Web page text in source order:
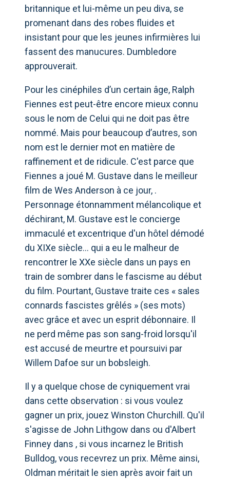
britannique et lui-même un peu diva, se
promenant dans des robes fluides et
insistant pour que les jeunes infirmières lui
fassent des manucures. Dumbledore
approuverait.
Pour les cinéphiles d’un certain âge, Ralph
Fiennes est peut-être encore mieux connu
sous le nom de Celui qui ne doit pas être
nommé. Mais pour beaucoup d’autres, son
nom est le dernier mot en matière de
raffinement et de ridicule. C'est parce que
Fiennes a joué M. Gustave dans le meilleur
film de Wes Anderson à ce jour, .
Personnage étonnamment mélancolique et
déchirant, M. Gustave est le concierge
immaculé et excentrique d'un hôtel démodé
du XIXe siècle… qui a eu le malheur de
rencontrer le XXe siècle dans un pays en
train de sombrer dans le fascisme au début
du film. Pourtant, Gustave traite ces « sales
connards fascistes grêlés » (ses mots)
avec grâce et avec un esprit débonnaire. Il
ne perd même pas son sang-froid lorsqu'il
est accusé de meurtre et poursuivi par
Willem Dafoe sur un bobsleigh.
Il y a quelque chose de cyniquement vrai
dans cette observation : si vous voulez
gagner un prix, jouez Winston Churchill. Qu'il
s'agisse de John Lithgow dans ou d'Albert
Finney dans , si vous incarnez le British
Bulldog, vous recevrez un prix. Même ainsi,
Oldman méritait le sien après avoir fait un